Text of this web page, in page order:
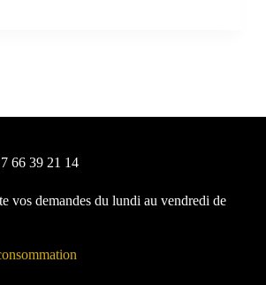
66 39 21 14
vos demandes du lundi au vendredi de